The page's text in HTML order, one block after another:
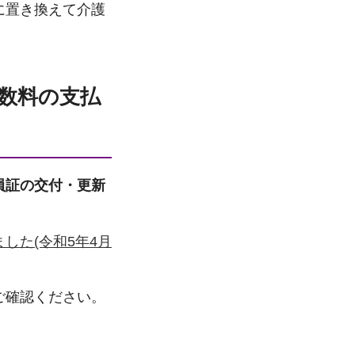
置き換えて介護
料の支払
証の交付・更新
た(令和5年4月
確認ください。